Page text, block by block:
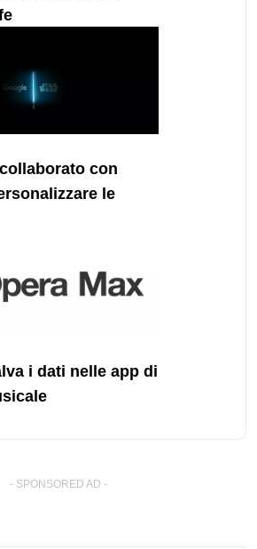
con
le
i dati nelle app di
- SPONSORED AD -